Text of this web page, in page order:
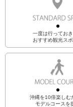
一度は行ってお
おすすめ観光ス
沖縄を10倍楽しむ
モデルコースを